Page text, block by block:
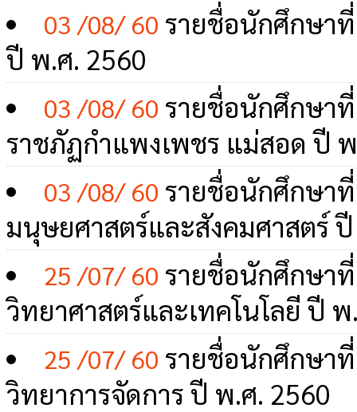
03 /08/ 60 รายชื่อนักศึกษา
ปี พ.ศ. 2560
03 /08/ 60 รายชื่อนักศึกษา
ราชภัฏกำแพงเพชร แม่สอด ปี
03 /08/ 60 รายชื่อนักศึกษา
มนุษยศาสตร์และสังคมศาสตร์
25 /07/ 60 รายชื่อนักศึกษา
วิทยาศาสตร์และเทคโนโลยี ปี
25 /07/ 60 รายชื่อนักศึกษา
วิทยาการจัดการ ปี พ.ศ. 2560